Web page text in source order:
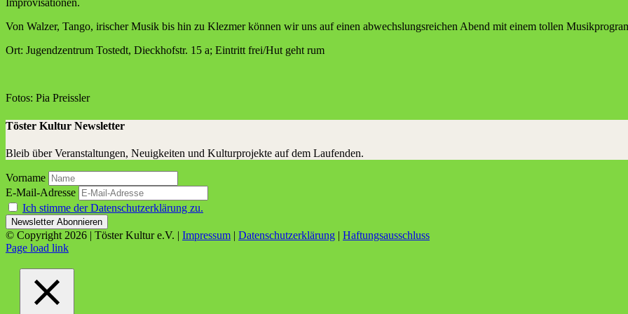
Improvisationen.
Von Wal­zer, Tan­go, iri­scher Musik bis hin zu Klez­mer kön­nen wir uns auf einen abwechs­lungs­rei­chen Abend mit einem tol­len
Ort: Jugend­zen­trum Tostedt, Dieck­hofstr. 15 a; Ein­tritt frei/Hut geht rum
Fotos: Pia Preissler
Töster Kultur Newsletter
Bleib über Veranstaltungen, Neuigkeiten und Kulturprojekte auf dem Laufenden.
Vorname
E-Mail-Adresse
Ich stimme der Datenschutzerklärung zu.
© Copyright 2026 | Töster Kultur e.V. | Impressum | Datenschutzerklärung | Haftungsausschluss
Facebook
X
Instagram
YouTube
Page load link